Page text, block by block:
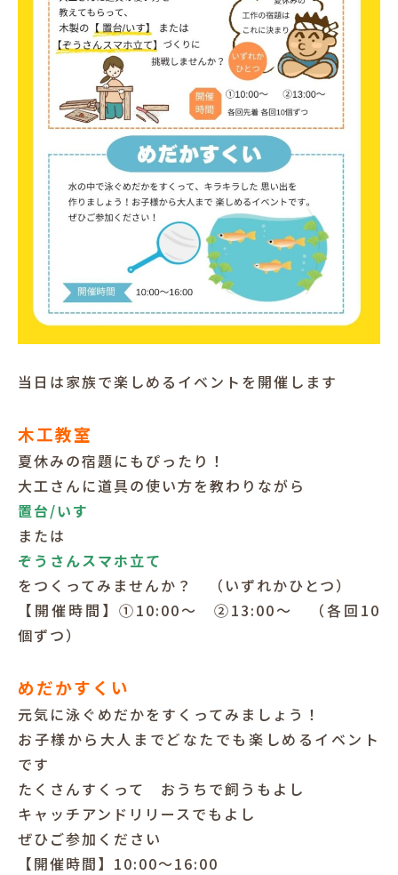
当日は家族で楽しめるイベントを開催します
木工教室
夏休みの宿題にもぴったり！
大工さんに道具の使い方を教わりながら
置台/いす
または
ぞうさんスマホ立て
をつくってみませんか？ （いずれかひとつ）
【開催時間】①10:00～ ②13:00～ （各回10
個ずつ）
めだかすくい
元気に泳ぐめだかをすくってみましょう！
お子様から大人までどなたでも楽しめるイベント
です
たくさんすくって おうちで飼うもよし
キャッチアンドリリースでもよし
ぜひご参加ください
【開催時間】10:00～16:00